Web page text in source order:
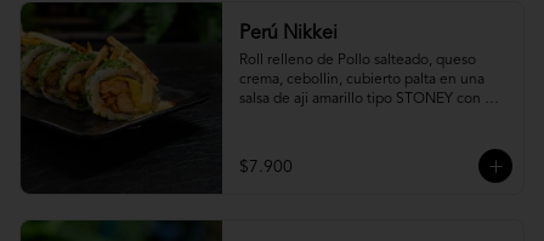
Perú Nikkei
Roll relleno de Pollo salteado, queso
crema, cebollin, cubierto palta en una
salsa de aji amarillo tipo STONEY con
$7.900